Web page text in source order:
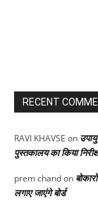
RECENT
RAVI KHAVSE on
पुस्तकालय का किया
prem chandon
लगाए जाएंगे बोर्ड